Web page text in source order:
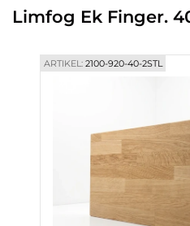
Blogg
Limfog Ek Finger.
ARTIKEL:2100-920-40-2STL